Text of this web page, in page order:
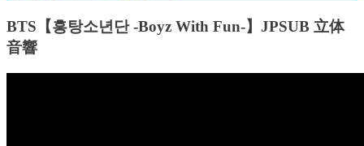
BTS【흥탕소년단 -Boyz With Fun-】JPSUB 立体
音響